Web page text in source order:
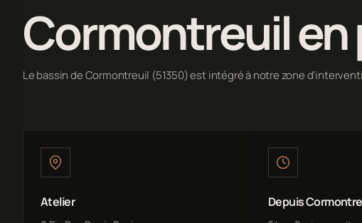
Cormontreuil
Le bassin de Cormontreuil (51350) est intégré à notre zone
Atelier Depuis